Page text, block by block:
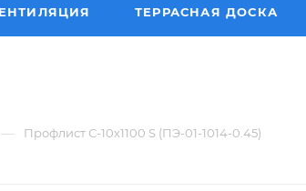
ТЕРРАСНАЯ ДОСКА
— Профлист С-10х1100 S (ПЭ-01-1014-0.45)